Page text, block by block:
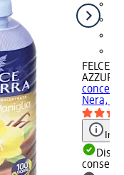
FELCE
Nera,